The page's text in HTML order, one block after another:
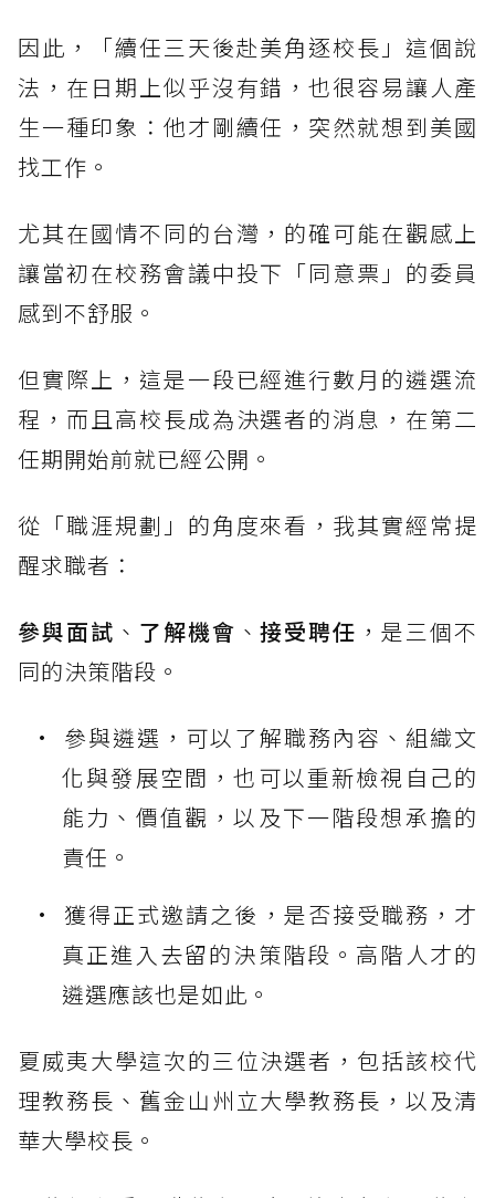
因此，「續任三天後赴美角逐校長」這個說
法，在日期上似乎沒有錯，也很容易讓人產
生一種印象：他才剛續任，突然就想到美國
找工作。
尤其在國情不同的台灣，的確可能在觀感上
讓當初在校務會議中投下「同意票」的委員
感到不舒服。
但實際上，這是一段已經進行數月的遴選流
程，而且高校長成為決選者的消息，在第二
任期開始前就已經公開。
從「職涯規劃」的角度來看，我其實經常提
醒求職者：
參與面試 、 了解機會 、接受聘任 ，是三個不
同的決策階段。
參與遴選，可以了解職務內容、組織文
化與發展空間，也可以重新檢視自己的
能力、價值觀，以及下一階段想承擔的
責任。
獲得正式邀請之後，是否接受職務，才
真正進入去留的決策階段。高階人才的
遴選應該也是如此。
夏威夷大學這次的三位決選者，包括該校代
理教務長、舊金山州立大學教務長，以及清
華大學校長。